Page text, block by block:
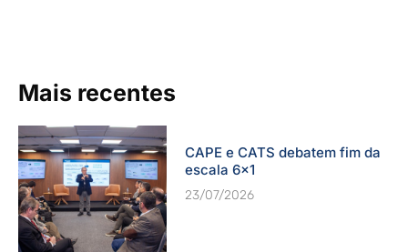
Mais recentes
CAPE e CATS debatem fim da
escala 6×1
23/07/2026